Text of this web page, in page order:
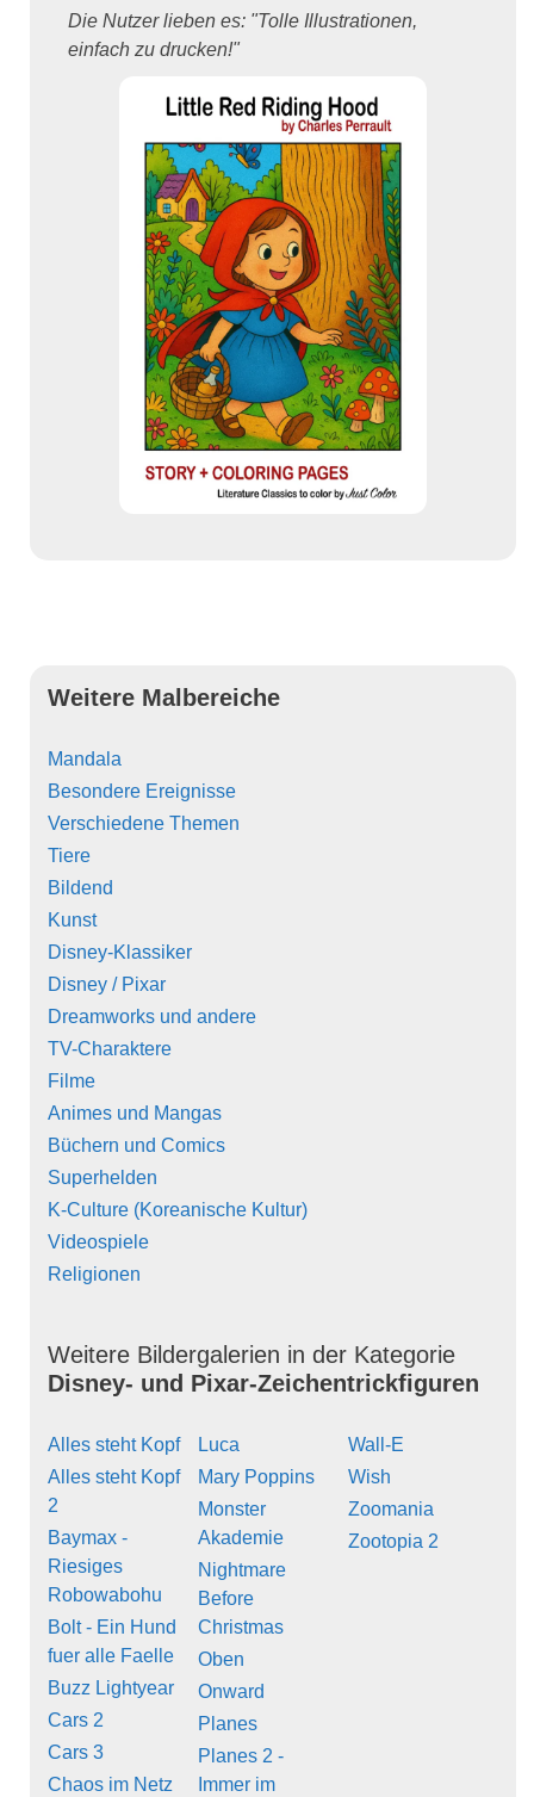
Die Nutzer lieben es: "Tolle Illustrationen,
einfach zu drucken!"
Weitere Malbereiche
Mandala
Besondere Ereignisse
Verschiedene Themen
Tiere
Bildend
Kunst
Disney-Klassiker
Disney / Pixar
Dreamworks und andere
TV-Charaktere
Filme
Animes und Mangas
Büchern und Comics
Superhelden
K-Culture (Koreanische Kultur)
Videospiele
Religionen
Weitere Bildergalerien in der Kategorie
Disney- und Pixar-Zeichentrickfiguren
Alles steht Kopf
Alles steht Kopf
2
Baymax -
Riesiges
Robowabohu
Bolt - Ein Hund
fuer alle Faelle
Buzz Lightyear
Cars 2
Cars 3
Chaos im Netz
Luca
Mary Poppins
Monster
Akademie
Nightmare
Before
Christmas
Oben
Onward
Planes
Planes 2 -
Immer im
Wall-E
Wish
Zoomania
Zootopia 2